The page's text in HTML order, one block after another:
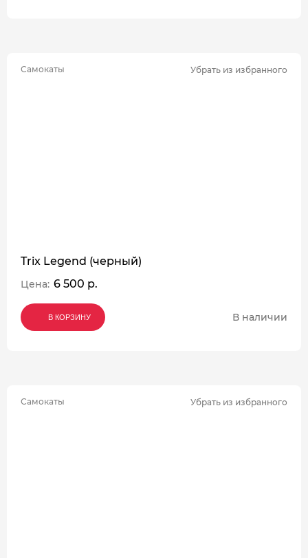
Самокаты Убрать из избранного
Trix Legend (черный)
Цена: 6 500 р.
В КОРЗИНУ
В КОРЗИНУ
В КОРЗИНУ В наличии
Самокаты Убрать из избранного